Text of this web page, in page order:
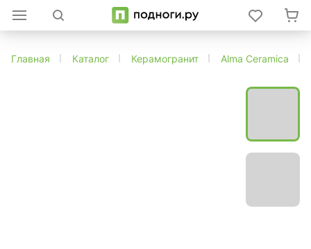
Главная Каталог Керамогранит Alma Ceramica